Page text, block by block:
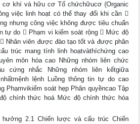
cơ khí và hữu cơ Tổ chứchữucơ (Organic
việc linh hoạt có thể thay đổi khi cần 
nhưng công việc không được tiêu chuẩn
tự do  Phạm vi kiểm soát rộng  Mức độ
Nhân viên được đào tạo tốt và được phân
trúc mang tính linh hoạtvàthíchứng cao
môn hóa cao Những nhóm liên chức
cứng nhắc Những nhóm liên kếtgiữa
lệnh Luồng thông tin tự do cao
Phạmvikiểm soát hẹp Phân quyềncao Tập
chính thức hoá Mức độ chính thức hóa
2.1 Chiến lược và cấu trúc Chiến